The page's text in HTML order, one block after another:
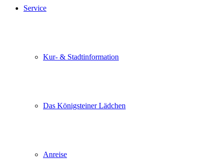
Service
Kur- & Stadtinformation
Das Königsteiner Lädchen
Anreise